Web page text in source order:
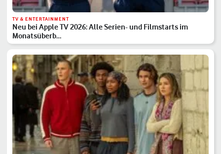
TV & ENTERTAINMENT
Neu bei Apple TV 2026: Alle Serien- und Filmstarts im
Monatsüberb…